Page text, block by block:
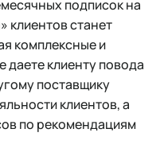
подписок на
станет
комплексные и
клиенту повода
поставщику
клиентов, а
по рекомендациям